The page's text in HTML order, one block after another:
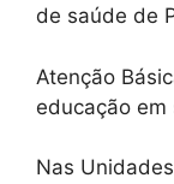
de saúde de
Atenção
educação em
Nas